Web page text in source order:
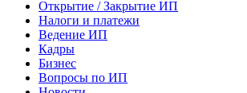
Открытие / Закрытие ИП
Налоги и платежи
Ведение ИП
Кадры
Бизнес
Вопросы по ИП